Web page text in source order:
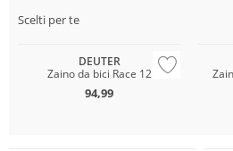
Scelti per te
Prezzo & Valore
DEUTER
Zaino da bici Race 12
94,99